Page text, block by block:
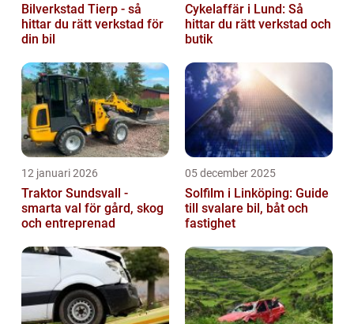
Bilverkstad Tierp - så
hittar du rätt verkstad för
din bil
Cykelaffär i Lund: Så
hittar du rätt verkstad och
butik
12 januari 2026
Traktor Sundsvall -
smarta val för gård, skog
och entreprenad
05 december 2025
Solfilm i Linköping: Guide
till svalare bil, båt och
fastighet